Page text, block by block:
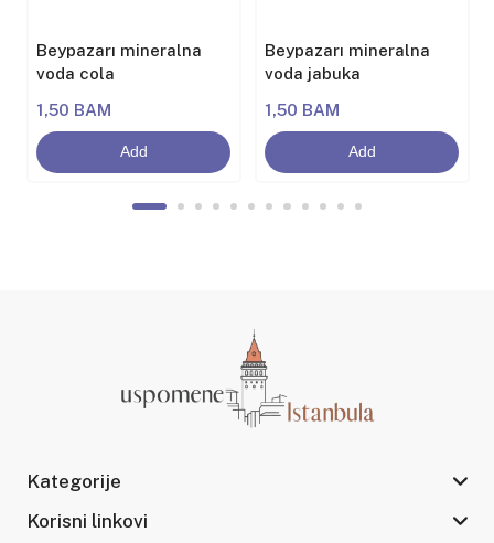
Beypazarı mineralna
voda cola
1,50 BAM
Add
Beypazarı mineralna
voda jabuka
1,50 BAM
Add
Kategorije
Korisni linkovi